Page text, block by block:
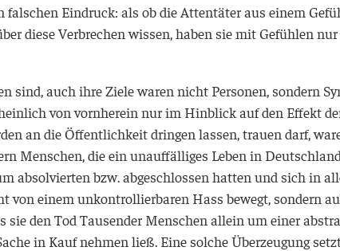
falschen Eindruck: als ob die Attentäter aus einem
diese Verbrechen wissen, haben sie mit Gefühlen
auch ihre Ziele waren nicht Personen, sondern
von vornherein nur im Hinblick auf den Effekt
an die Öffentlichkeit dringen lassen, trauen darf,
Menschen, die ein unauffälliges Leben in
absolvierten bzw. abgeschlossen hatten und sich in
von einem unkontrollierbaren Hass bewegt, sondern
den Tod Tausender Menschen allein um einer
in Kauf nehmen ließ. Eine solche Überzeugung